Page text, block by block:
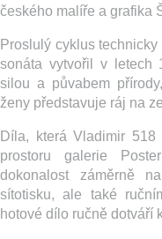
českého malíře a grafika
Proslulý cyklus
sonáta vytvořil v letech
silou a půvabem
ženy představuje ráj na
Díla, která Vladimir
prostoru galerie
dokonalost záměrně
sítotisku, ale také
hotové dílo ručně dotváří